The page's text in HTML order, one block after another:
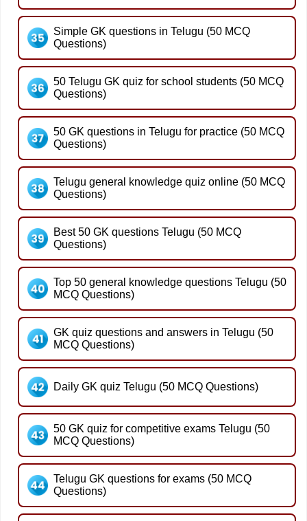
Simple GK questions in Telugu (50 MCQ
Questions)
50 Telugu GK quiz for school students (50 MCQ
Questions)
50 GK questions in Telugu for practice (50 MCQ
Questions)
Telugu general knowledge quiz online (50 MCQ
Questions)
Best 50 GK questions Telugu (50 MCQ
Questions)
Top 50 general knowledge questions Telugu (50
MCQ Questions)
GK quiz questions and answers in Telugu (50
MCQ Questions)
Daily GK quiz Telugu (50 MCQ Questions)
50 GK quiz for competitive exams Telugu (50
MCQ Questions)
Telugu GK questions for exams (50 MCQ
Questions)